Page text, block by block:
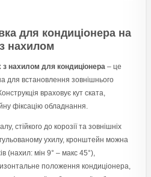
для кондиціонера на
нахилом
з нахилом для кондиціонера– це
для встановлення зовнішнього
враховує кут ската,
фіксацію обладнання.
стійкого до корозії та зовнішніх
ухилу, кронштейн можна
(нахил: мін 9° – макс 45°),
положення кондиціонера,